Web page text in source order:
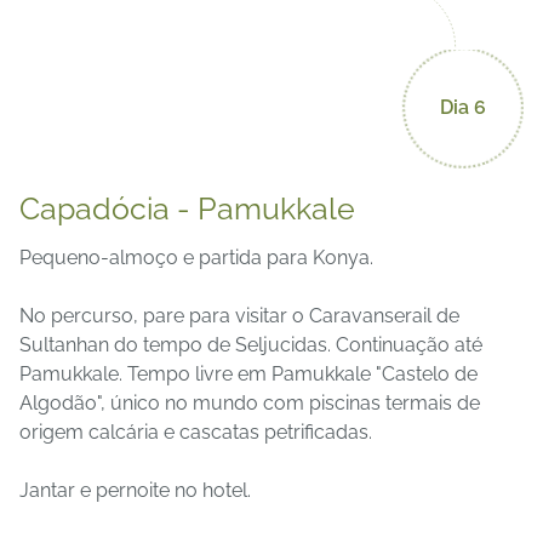
Dia 6
Capadócia - Pamukkale
Pequeno-almoço e partida para Konya.
No percurso, pare para visitar o Caravanserail de
Sultanhan do tempo de Seljucidas. Continuação até
Pamukkale. Tempo livre em Pamukkale "Castelo de
Algodão", único no mundo com piscinas termais de
origem calcária e cascatas petrificadas.
Jantar e pernoite no hotel.